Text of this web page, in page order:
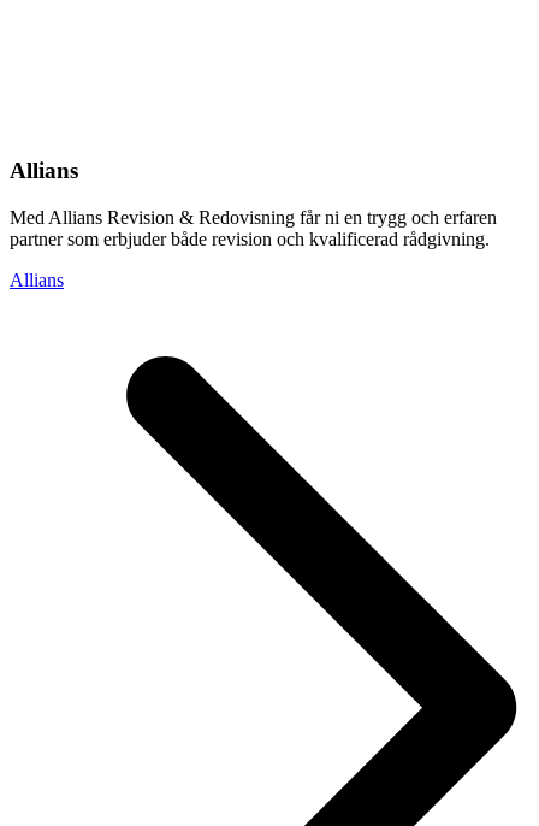
Allians
Med Allians Revision & Redovisning får ni en trygg och erfaren
partner som erbjuder både revision och kvalificerad rådgivning.
Allians